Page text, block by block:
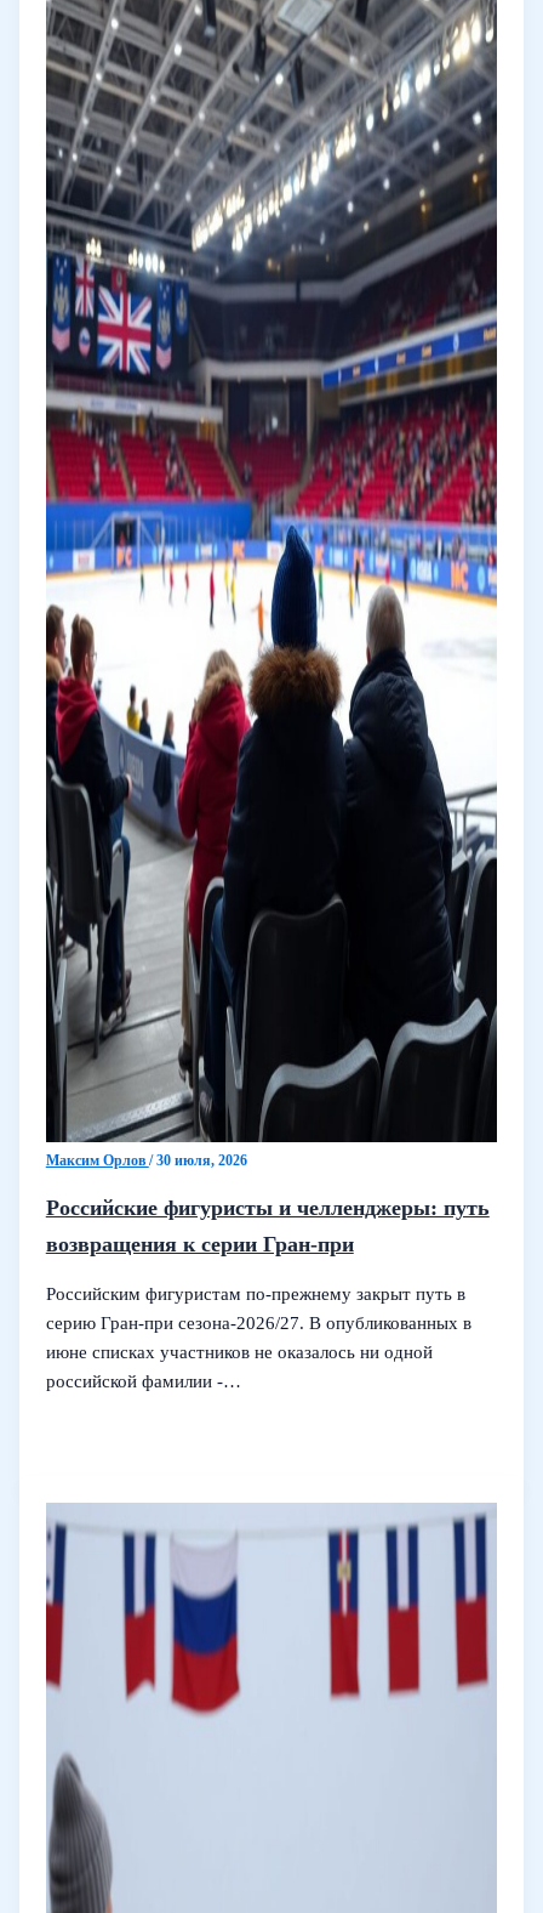
Максим Орлов /30 июля, 2026
Российские фигуристы и челленджеры: путь
возвращения к серии Гран-при
Российским фигуристам по-прежнему закрыт путь в
серию Гран-при сезона‑2026/27. В опубликованных в
июне списках участников не оказалось ни одной
российской фамилии -…